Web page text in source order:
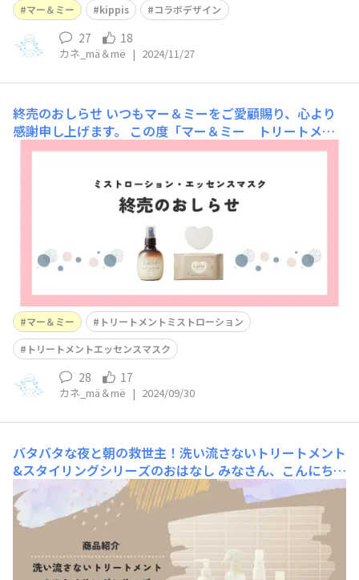
月に発売したボディミルク＆アウトバスヘアケアシリーズ
のkippisコラボの投稿について、たくさんのメッセージ＆
いいねありがとうございました！ 👉８月・９月発売のk
マー＆ミー kippis コラボデザイン
27 18
カネ_mä＆më | 2024/11/27
終売のおしらせ いつもマー＆ミーをご愛顧賜り、心より
感謝申し上げます。 この度「マー＆ミー トリートメン
ト ミストローション」「マー＆ミー トリートメント
て終了させていただくことをお知らせいたします。2022
年秋の発売以降コミュニティの中でもご愛用
マー＆ミー
トリートメントミストローション
トリートメントエッセンスマスク
28 17
カネ_mä＆më | 2024/09/30
バタバタな夜と朝の救世主！洗い流さないトリートメント
&スタイリングシリーズのおはなし みなさん、こんにち
は！ 今日はマー＆ミーの洗い流さないトリートメント&ス
タイリングシリーズについてお話ししたいと思います✨m
oppyさん、どんな思いでラインナップ展開しているのか
ご興味持っていただきありがとうございます！🤲♡洗い流
さないトリートメント＆スタイリングシリーズは、202